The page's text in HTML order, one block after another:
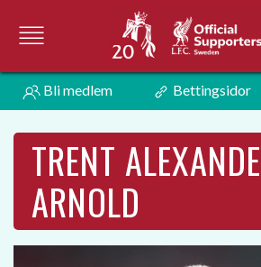
Bli medlem Bettingsidor
TRENT
ARNOLD